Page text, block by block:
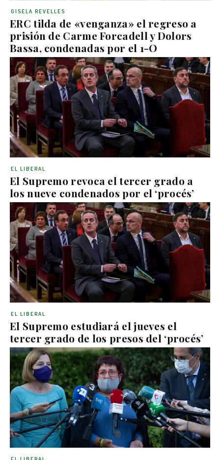
ERC tilda de «venganza» el regreso a
prisión de Carme Forcadell y Dolors
Bassa, condenadas por el 1-O
GISELA REVELLES
El Supremo revoca el tercer grado a
los nueve condenados por el ‘procés’
EL LIBERAL
El Supremo estudiará el jueves el
tercer grado de los presos del ‘procés’
EL LIBERAL